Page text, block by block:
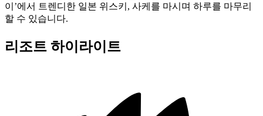
이’에서 트렌디한 일본 위스키, 사케를 마시며 하루를 마무리
할 수 있습니다.
리조트 하이라이트